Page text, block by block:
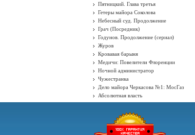
Пятницкий. Глава третья
Гетеры майора Соколова
Небесный суд. Продолжение
Грач (Посредник)
Годунов. Продолжение (сериал)
Журов
Кровавая барыня
Медичи: Повелители Флоренции
Ночной администратор
Чужестранка
Дело майора Черкасова №1: МосГаз
Абсолютная власть